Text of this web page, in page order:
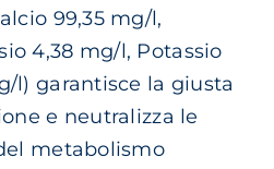
99,35 mg/l,
4,38 mg/l, Potassio
l) garantisce la giusta
e neutralizza le
metabolismo